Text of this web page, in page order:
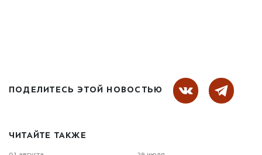
ПОДЕЛИТЕСЬ ЭТОЙ НОВОСТЬЮ
ЧИТАЙТЕ ТАКЖЕ